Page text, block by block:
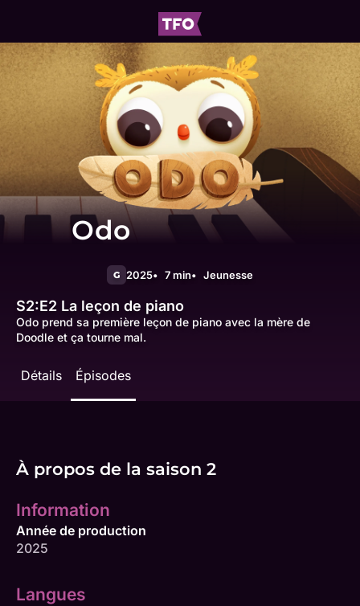
Odo
G 2025 7 min Jeunesse
S2:E2 La leçon de piano
Odo prend sa première leçon de piano avec la mère de
Doodle et ça tourne mal.
Détails Épisodes
À propos de la saison 2
Information
Année de production
2025
Langues